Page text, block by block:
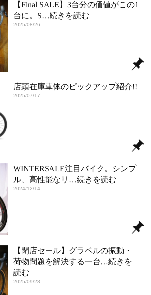
【Final SALE】3台分の価値がこの1
台に。S…続きを読む
2025/08/26
店頭在庫車体のピックアップ紹介!!
2025/07/17
WINTERSALE注目バイク。シンプ
ル、高性能なリ …続きを読む
2024/12/14
【閉店セール】グラベルの振動・
荷物問題を解決する一台 …続きを
読む
2025/09/28